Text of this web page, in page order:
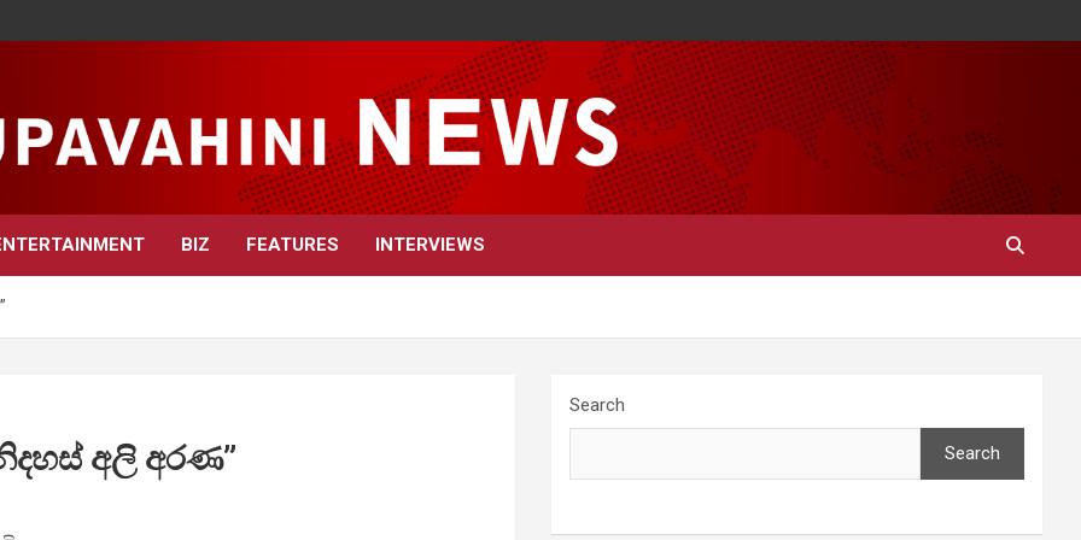
BIZ FEATURES INTERVIEWS
අලි අරණ”
Search
Search